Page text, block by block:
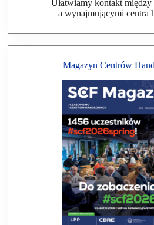
Ułatwiamy kontakt między
a wynajmującymi centra
Magazyn Centrów